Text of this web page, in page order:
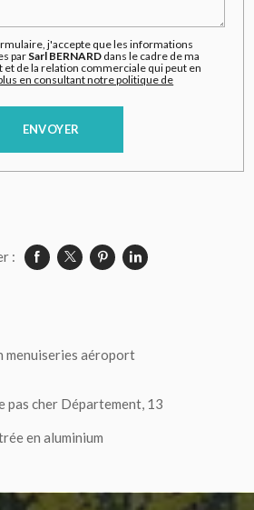
j'accepte que les informations
parSarl BERNARD dans le cadre de ma
et de la relation commerciale qui peut en
en consultant notre politique de
:
menuiseries aéroport
pas cher Département, 13
en aluminium